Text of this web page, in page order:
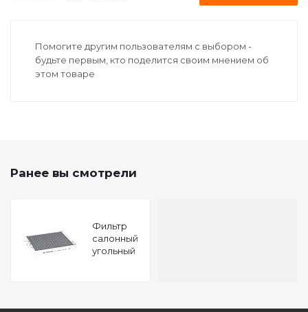
Помогите другим пользователям с выбором -
будьте первым, кто поделится своим мнением об
этом товаре
Ранее вы смотрели
Фильтр
салонный
угольный